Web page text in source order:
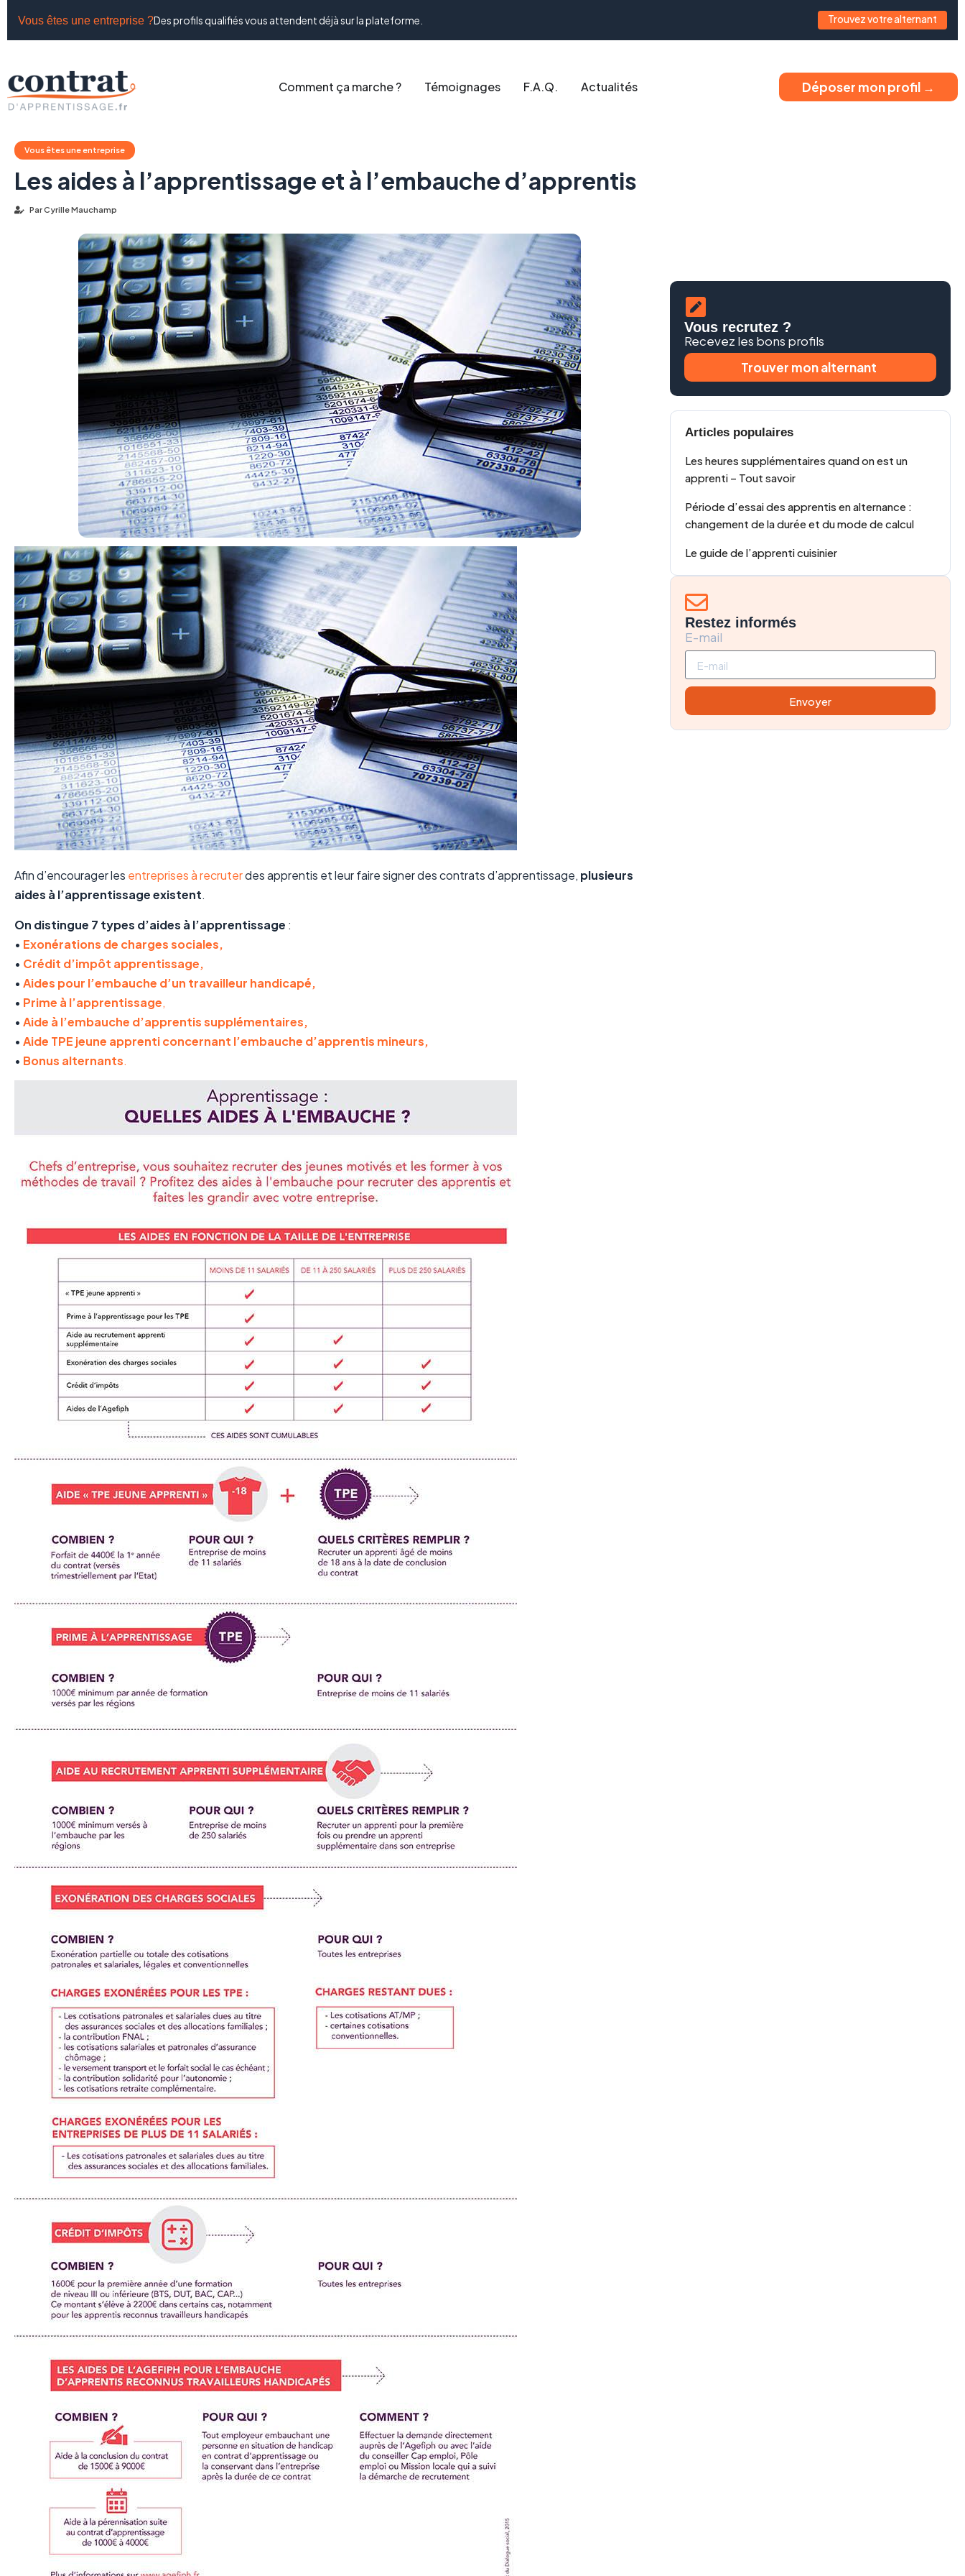
Vous êtes une entreprise ?Des profils qualifiés vous attendent déjà sur la plateforme. Trouvez votre alternant
Comment ça marche ? Témoignages F.A.Q. Actualités Déposer mon profil →
Vous êtes une entreprise
Les aides à l’apprentissage et à l’embauche d’apprentis
ParCyrille Mauchamp
Afin d’encourager les entreprises à recruterdes apprentis et leur faire signer des contrats d’apprentissage, plusieurs
aides à l’apprentissage existent.
On distingue 7 types d’aides à l’apprentissage :
• Exonérations de charges sociales,
• Crédit d’impôt apprentissage,
• Aides pour l’embauche d’un travailleur handicapé,
• Prime à l’apprentissage,
• Aide à l’embauche d’apprentis supplémentaires,
• Aide TPE jeune apprenticoncernant l’embauche d’apprentis mineurs,
• Bonus alternants.
Vous recrutez ?
Recevez les bons profils
Trouver mon alternant
Articles populaires
Les heures supplémentaires quand on est un
apprenti – Tout savoir
Période d’essai des apprentis en alternance :
changement de la durée et du mode de calcul
Le guide de l’apprenti cuisinier
Restez informés
E-mail
Envoyer